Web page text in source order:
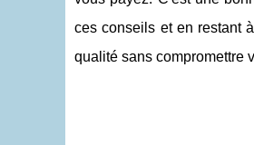
ces conseils et en restant
qualité sans compromettre